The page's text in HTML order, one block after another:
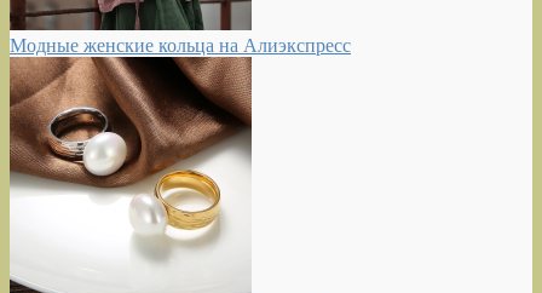
Модные женские кольца на Алиэкспресс